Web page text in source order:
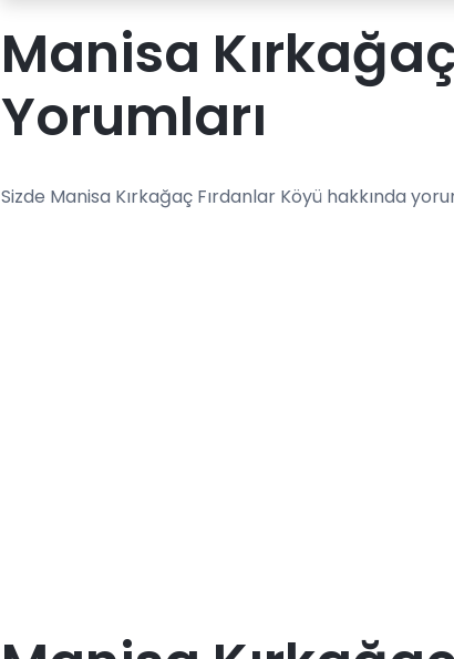
Manisa
Yorumları
Sizde Manisa Kırkağaç Fırdanlar Köyü hakkında